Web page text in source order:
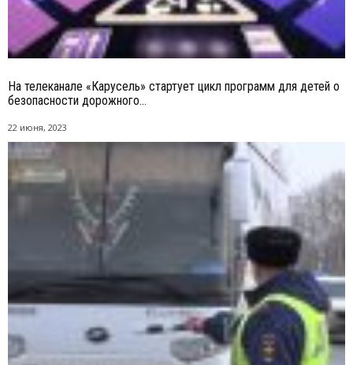
На телеканале «Карусель» стартует цикл программ для детей о
безопасности дорожного...
22 июня, 2023